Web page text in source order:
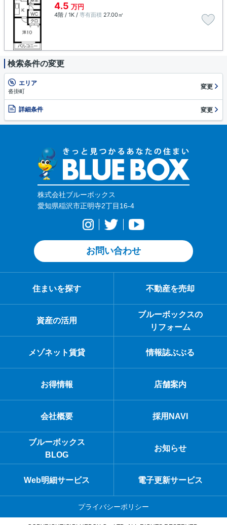
4.5 万円
4階 / 1K / 専有面積 27.00㎡
検索条件の変更
エリア
沓掛町
変更
詳細条件 変更
株式会社ブルーボックス
愛知県稲沢市正明寺2丁目16-4
お問い合わせ
住まいを探す 不動産を売却
資産の活用
ブルーボックスの
リフォーム
メゾネット賃貸 情報誌ぶぶる
お得情報 店舗案内
会社概要 採用NAVI
ブルーボックス
BLOG
お知らせ
Web明細サービス 電子更新サービス
プライバシーポリシー